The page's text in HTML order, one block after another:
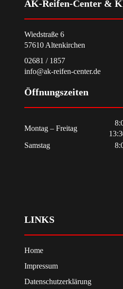
AK-Reifen-Center &
Wiedstraße 6
57610 Altenkirchen
02681 / 1857
info@ak-reifen-center.de
Öffnungszeiten
Montag – Freitag
Samstag
LINKS
Home
Impressum
Datenschutzerklärung